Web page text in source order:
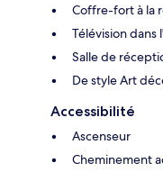
Coffre-fort à la
Télévision dans
Salle de
De style Art
Accessibilité
Ascenseur
Cheminement